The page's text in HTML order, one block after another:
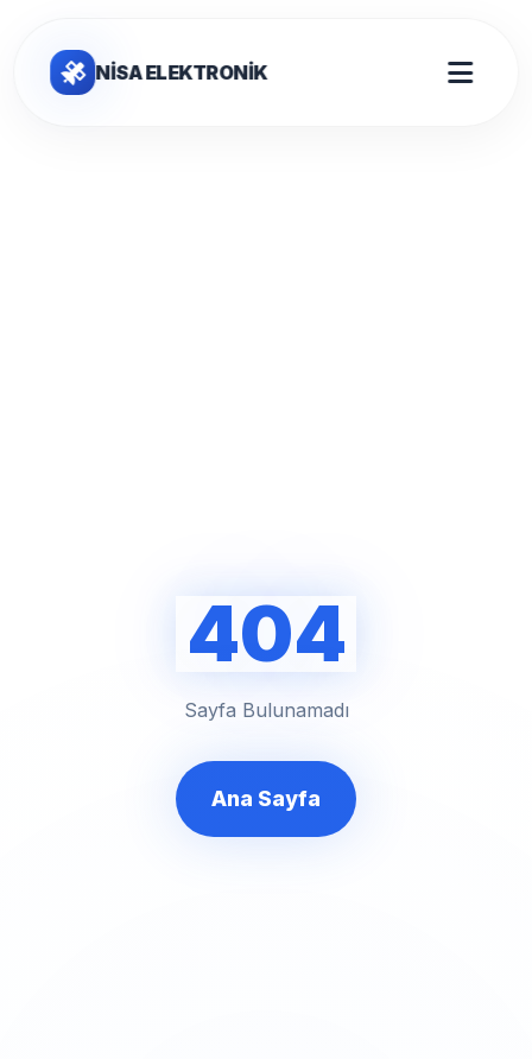
NİSA ELEKTRONİK
404
Sayfa Bulunamadı
Ana Sayfa